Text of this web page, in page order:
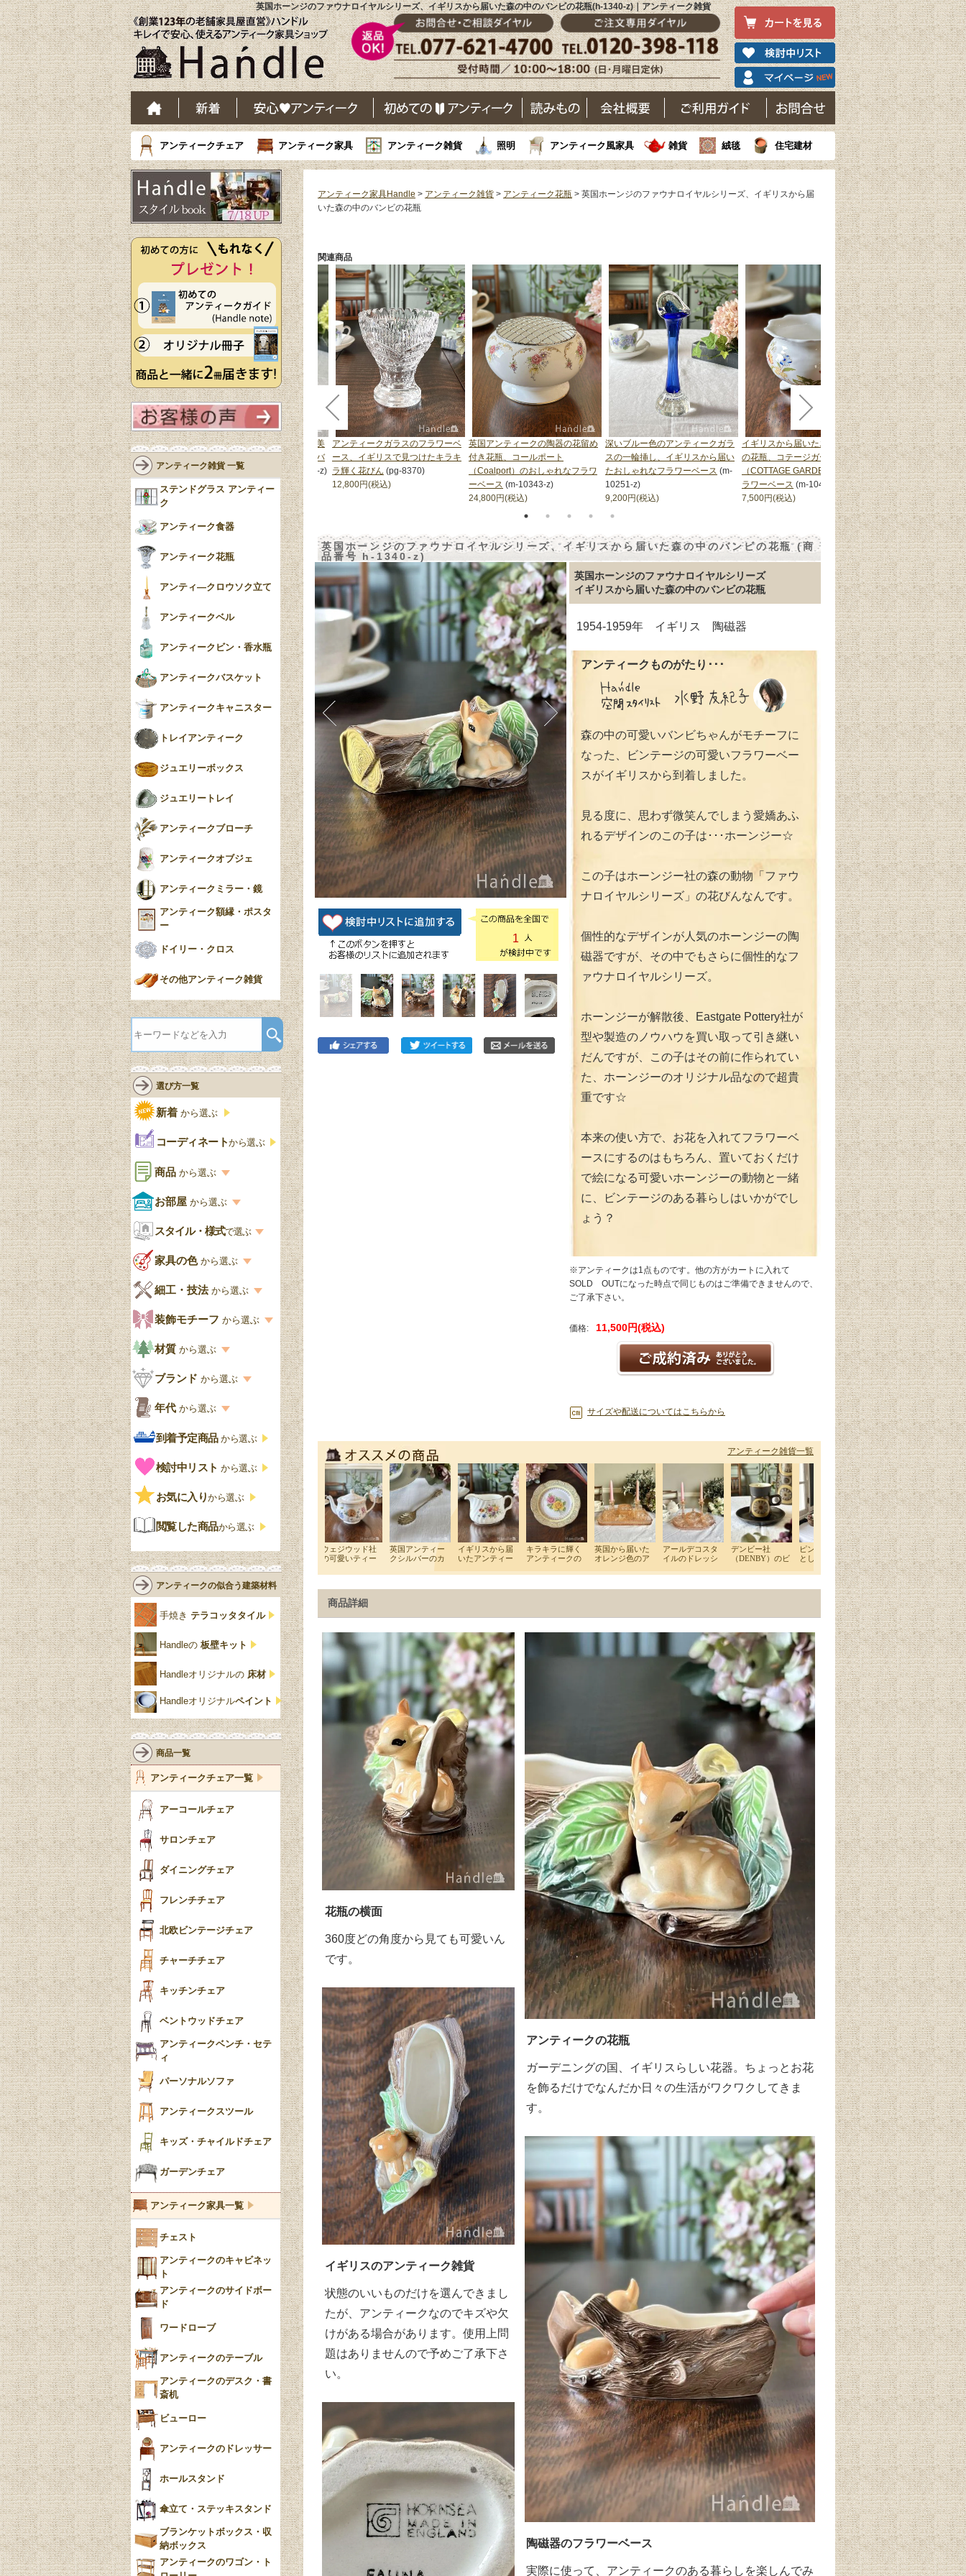
英国ホーンジのファウナロイヤルシリーズ、イギリスから届いた森の中のバンビの花瓶(h-1340-z)｜アンティーク雑貨
アンティークチェア アンティーク家具 アンティーク雑貨 照明 アンティーク風家具 雑貨 絨毯 住宅建材
アンティーク家具Handle > アンティーク雑貨 > アンティーク花瓶 > 英国ホーンジのファウナロイヤルシリーズ、イギリスから届
いた森の中のバンビの花瓶
関連商品
ィークガラ
スから届い
ベース (m-
イギリスから届いたエインズレイ
の花瓶、コテージガーデン
（COTTAGE GARDEN）のミニフ
ラワーベース (m-10402-z)
7,500円(税込)
琥珀色のアンティークガラスが美
しい花器、英国から届いたアンバ
ー色のフラワーベース
(m-9761-z)
11,800円(税込)
アンティークガラスのフラワーベ
ース、イギリスで見つけたキラキ
ラ輝く花びん (pg-8370)
12,800円(税込)
英国アンティークの陶器の花留め
付き花瓶、コールポート
（Coalport）のおしゃれなフラワ
ーベース (m-10343-z)
24,800円(税込)
深いブルー色のアンティークガラ
スの一輪挿し、イギリスから届い
たおしゃれなフラワーベース (m-
10251-z)
9,200円(税込)
イギリスから届いたエインズレイ
の花瓶、コテージガーデン
（COTTAGE GARDEN）のミニフ
ラワーベース (m-10402-z)
7,500円(税込)
琥珀色のアンティー
しい花器、英国から
ー色のフラワーベース
11,800円(税込)
英国ホーンジのファウナロイヤルシリーズ、イギリスから届いた森の中のバンビの花瓶 (商
品番号 h-1340-z)
1
英国ホーンジのファウナロイヤルシリーズ
イギリスから届いた森の中のバンビの花瓶
1954-1959年 イギリス 陶磁器
アンティークものがたり･･･
森の中の可愛いバンビちゃんがモチーフに
なった、ビンテージの可愛いフラワーベー
スがイギリスから到着しました。
見る度に、思わず微笑んでしまう愛嬌あふ
れるデザインのこの子は･･･ホーンジー☆
この子はホーンジー社の森の動物「ファウ
ナロイヤルシリーズ」の花びんなんです。
個性的なデザインが人気のホーンジーの陶
磁器ですが、その中でもさらに個性的なフ
ァウナロイヤルシリーズ。
ホーンジーが解散後、Eastgate Pottery社が
型や製造のノウハウを買い取って引き継い
だんですが、この子はその前に作られてい
た、ホーンジーのオリジナル品なので超貴
重です☆
本来の使い方で、お花を入れてフラワーベ
ースにするのはもちろん、置いておくだけ
で絵になる可愛いホーンジーの動物と一緒
に、ビンテージのある暮らしはいかがでし
ょう？
※アンティークは1点ものです。他の方がカートに入れて
SOLD OUTになった時点で同じものはご準備できませんので、
ご了承下さい。
価格: 11,500円(税込)
サイズや配送についてはこちらから
アンティーク雑貨一覧
商品詳細
花瓶の横面
360度どの角度から見ても可愛いん
です。
イギリスのアンティーク雑貨
状態のいいものだけを選んできまし
たが、アンティークなのでキズや欠
けがある場合があります。使用上問
題はありませんので予めご了承下さ
い。
アンティークの花瓶
ガーデニングの国、イギリスらしい花器。ちょっとお花
を飾るだけでなんだか日々の生活がワクワクしてきま
す。
陶磁器のフラワーベース
実際に使って、アンティークのある暮らしを楽しんでみ
アンティーク雑貨 一覧
ステンドグラス アンティー
ク
アンティーク食器
アンティーク花瓶
アンティ―クロウソク立て
アンティークベル
アンティークビン・香水瓶
アンティークバスケット
アンティークキャニスター
トレイアンティーク
ジュエリーボックス
ジュエリートレイ
アンティークブローチ
アンティークオブジェ
アンティークミラー・鏡
アンティーク額縁・ポスタ
ー
ドイリー・クロス
その他アンティーク雑貨
選び方一覧
新着 から選ぶ
コーディネートから選ぶ
商品 から選ぶ
商品一覧を見る
収納家具
書棚
デスクおしゃれ
食器棚おしゃれ
木製ワゴン
ェア
洋服タンス
チェストおしゃれ
クローゼット
鏡台
花台
仏壇おしゃれ
靴箱収納
スリッパ収納
壁掛け家具
パーテーション・間
仕切り
ガーデンファニチャ
ー
ミラー
花瓶おしゃれ
陶器の人形
キャンドルホルダー
お部屋 から選ぶ
お部屋から選ぶ一覧
リビング
キッチン・ダイニング
スタイル・様式で選ぶ
スタイル一覧
英国アンティーク
英国クラシック
式
エリザベス様式
ジャコビアン
ロココ様式
ミッドセンチュリー
アールデコ
家具の色から選ぶ
家具の色一覧
カスタード色
アップルパイ色
白・ホワイト
黒・ブラック
細工・技法 から選ぶ
細工・技法の一覧
象嵌・マーケットリー
寄木・パーケットリー
装飾モチーフ から選ぶ
模様の一覧
ペディメント
コーニス
グ
ストラップワーク
雷文
ビーディング
リネンフォールド
ルネット
アカンサス
パイクラスト
脚のモチーフ一覧
ターニングレッグ
バルボスレッグ
ボビンターニング
ツイスト
トライポッド
バラスター
陶磁器の模様一覧
イマリ（IMARI）
ブルー＆ホワイト
ブルーウィローパターン
Blue）
YUAN
チンツ
クリノリン
材質 から選ぶ
材質の一覧
オーク材
マホガニー
ローズウッド材
サテンウッド材
ブランド から選ぶ
ブランド一覧
Handleオリジナル
ウィリアムモリス
ロイドルーム
コントワールドファミー
ユ
ジェニファーテイラー
チェスターフィールド
リリパットレーン
アングルポイズ
ウォーカー＆ホール
年代 から選ぶ
年代別の一覧
アンティーク
ビンテージ
到着予定商品から選ぶ
検討中リスト から選ぶ
お気に入りから選ぶ
閲覧した商品から選ぶ
アンティークの似合う建築材料
手焼き テラコッタタイル
Handleの 板壁キット
Handleオリジナルの 床材
Handleオリジナルペイント
商品一覧
アンティークチェア一覧
アーコールチェア
サロンチェア
ダイニングチェア
フレンチチェア
北欧ビンテージチェア
チャーチチェア
キッチンチェア
ベントウッドチェア
アンティークベンチ・セテ
ィ
パーソナルソファ
アンティークスツール
キッズ・チャイルドチェア
ガーデンチェア
アンティーク家具一覧
チェスト
アンティークのキャビネッ
ト
アンティークのサイドボー
ド
ワードローブ
アンティークのテーブル
アンティークのデスク・書
斎机
ビューロー
アンティークのドレッサー
ホールスタンド
傘立て・ステッキスタンド
ブランケットボックス・収
納ボックス
アンティークのワゴン・ト